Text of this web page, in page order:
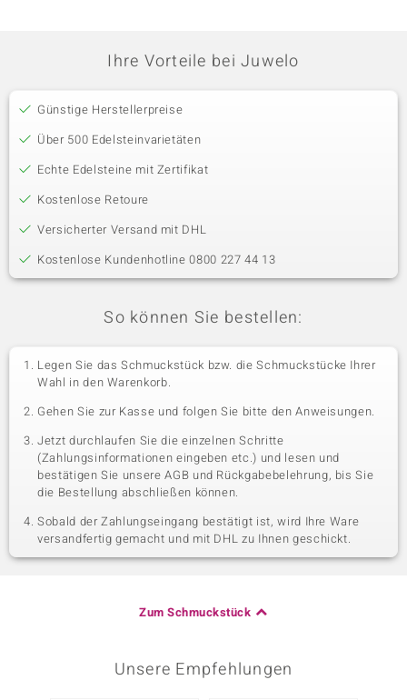
Ihre Vorteile bei Juwelo
Günstige Herstellerpreise
Über 500 Edelsteinvarietäten
Echte Edelsteine mit Zertifikat
Kostenlose Retoure
Versicherter Versand mit DHL
Kostenlose Kundenhotline 0800 227 44 13
So können Sie bestellen:
Legen Sie das Schmuckstück bzw. die Schmuckstücke Ihrer
Wahl in den Warenkorb.
Gehen Sie zur Kasse und folgen Sie bitte den Anweisungen.
Jetzt durchlaufen Sie die einzelnen Schritte
(Zahlungsinformationen eingeben etc.) und lesen und
bestätigen Sie unsere AGB und Rückgabebelehrung, bis Sie
die Bestellung abschließen können.
Sobald der Zahlungseingang bestätigt ist, wird Ihre Ware
versandfertig gemacht und mit DHL zu Ihnen geschickt.
Zum Schmuckstück
Unsere Empfehlungen